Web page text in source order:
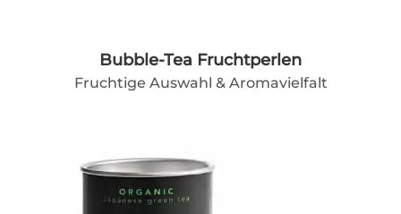
Bubble-Tea Fruchtperlen
Fruchtige Auswahl & Aromavielfalt